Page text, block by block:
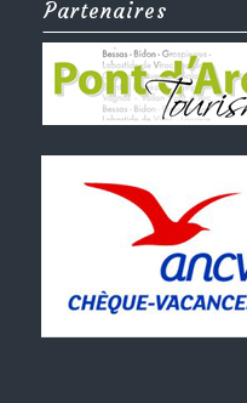
Partenaires